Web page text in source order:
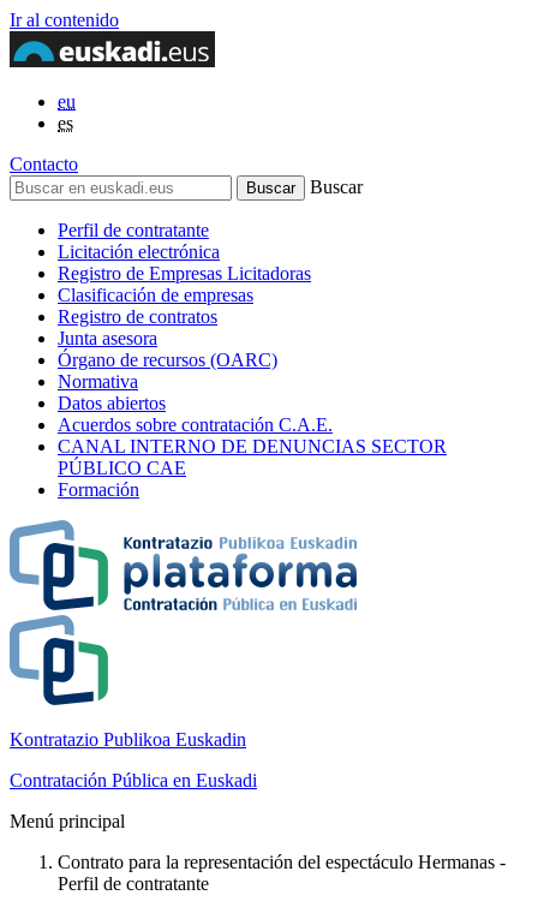
Ir al contenido
eu
es
Contacto
Buscar
Perfil de contratante
Licitación electrónica
Registro de Empresas Licitadoras
Clasificación de empresas
Registro de contratos
Junta asesora
Órgano de recursos (OARC)
Normativa
Datos abiertos
Acuerdos sobre contratación C.A.E.
CANAL INTERNO DE DENUNCIAS SECTOR
PÚBLICO CAE
Formación
Kontratazio Publikoa Euskadin
Contratación Pública en Euskadi
Menú principal
Contrato para la representación del espectáculo Hermanas -
Perfil de contratante